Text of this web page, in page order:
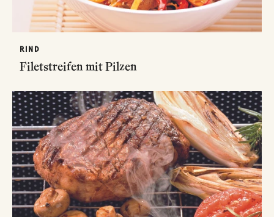
RIND
Filetstreifen mit Pilzen